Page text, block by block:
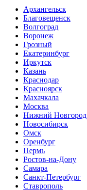
Архангельск
Благовещенск
Волгоград
Воронеж
Грозный
Екатеринбург
Иркутск
Казань
Краснодар
Красноярск
Махачкала
Москва
Нижний Новгород
Новосибирск
Омск
Оренбург
Пермь
Ростов-на-Дону
Самара
Санкт-Петербург
Ставрополь